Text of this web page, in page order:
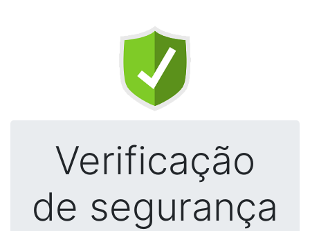
Verificação
de segurança